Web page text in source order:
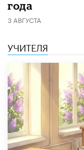
года
3 АВГУСТА
УЧИТЕЛЯ